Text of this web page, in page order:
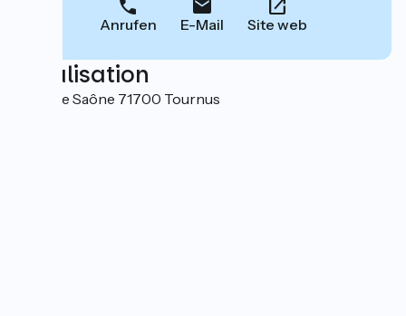
Anrufen E-Mail Site web
Localisation
8, rue de Saône 71700 Tournus